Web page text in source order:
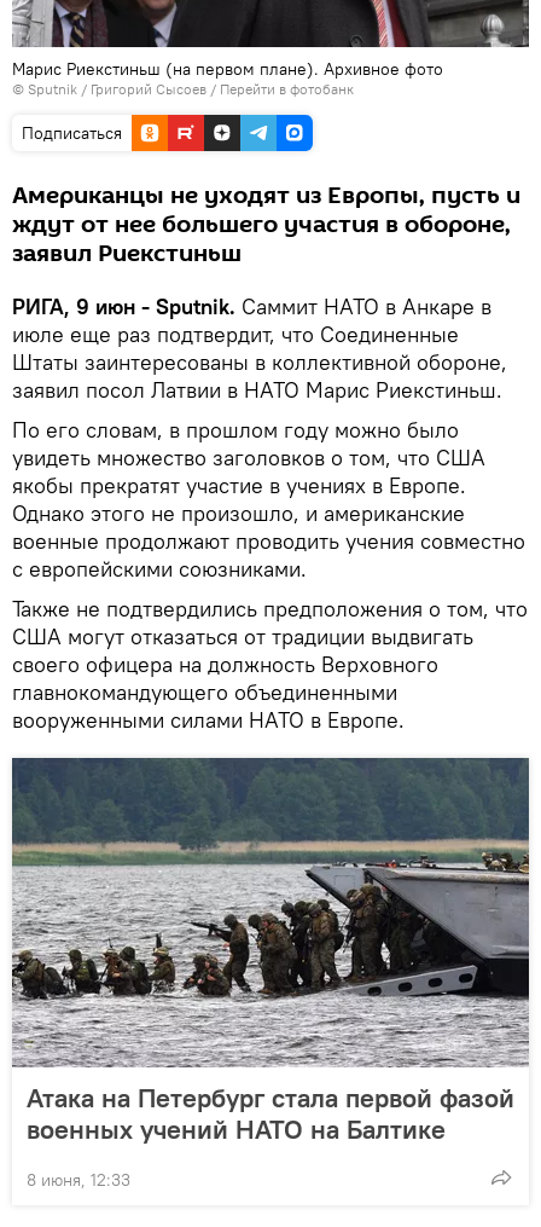
Марис Риекстиньш (на первом плане). Архивное фото
© Sputnik / Григорий Сысоев / Перейти в фотобанк
Подписаться
Американцы не уходят из Европы, пусть и
ждут от нее большего участия в обороне,
заявил Риекстиньш
РИГА, 9 июн - Sputnik. Саммит НАТО в Анкаре в
июле еще раз подтвердит, что Соединенные
Штаты заинтересованы в коллективной обороне,
заявил посол Латвии в НАТО Марис Риекстиньш.
По его словам, в прошлом году можно было
увидеть множество заголовков о том, что США
якобы прекратят участие в учениях в Европе.
Однако этого не произошло, и американские
военные продолжают проводить учения совместно
с европейскими союзниками.
Также не подтвердились предположения о том, что
США могут отказаться от традиции выдвигать
своего офицера на должность Верховного
главнокомандующего объединенными
вооруженными силами НАТО в Европе.
Атака на Петербург стала первой фазой
военных учений НАТО на Балтике
8 июня, 12:33